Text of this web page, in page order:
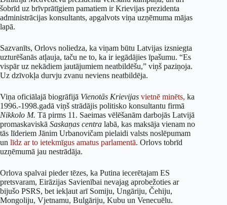
šobrīd uz brīvprātīgiem pamatiem ir Krievijas prezidenta
administrācijas konsultants, apgalvots viņa uzņēmuma mājas
lapā.
Sazvanīts, Orlovs noliedza, ka viņam būtu Latvijas izsniegta
uzturēšanās atļauja, taču ne to, ka ir iegādājies īpašumu. “Es
vispār uz nekādiem jautājumiem neatbildēšu,” viņš paziņoja.
Uz dzīvokļa durvju zvanu neviens neatbildēja.
Viņa oficiālajā biogrāfijā Vienotās Krievijas vietnē minēts, ka
1996.-1998.gadā viņš strādājis politisko konsultantu firmā
Nikkolo M. Tā pirms 11. Saeimas vēlēšanām darbojās Latvijā
promaskaviskā Saskaņas centra labā, kas maksāja vienam no
tās līderiem Jānim Urbanovičam pielaidi valsts noslēpumam
un līdz ar to ietekmīgus amatus parlamentā. Orlovs tobrīd
uzņēmumā jau nestrādāja.
Orlova spalvai pieder tēzes, ka Putina iecerētajam ES
pretsvaram, Eirāzijas Savienībai nevajag aprobežoties ar
bijušo PSRS, bet iekļaut arī Somiju, Ungāriju, Čehiju,
Mongoliju, Vjetnamu, Bulgāriju, Kubu un Venecuēlu.